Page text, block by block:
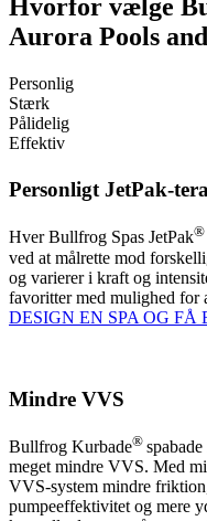
Hvorfor vælge
Aurora Pools
Personlig
Stærk
Pålidelig
Effektiv
Personligt JetPak-
Hver Bullfrog Spas JetPak®
ved at målrette mod
og varierer i kraft og
favoritter med mulighed for
DESIGN EN SPA OG FÅ
Mindre VVS
Bullfrog Kurbade®
meget mindre VVS. Med
VVS-system mindre
pumpeeffektivitet og mere